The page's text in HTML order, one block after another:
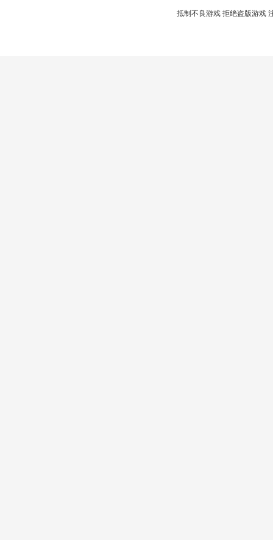
抵制不良游戏 拒绝盗版游戏